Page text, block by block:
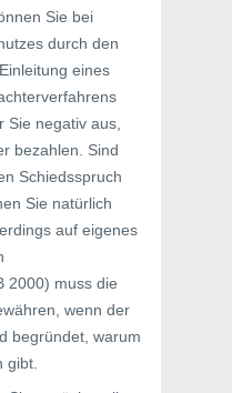
Sie bei
durch den
eines
Sie negativ aus,
bezahlen. Sind
Schiedsspruch
Sie natürlich
auf eigenes
2000) muss die
wenn der
begründet, warum
gibt.